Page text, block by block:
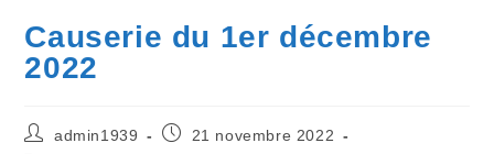
Causerie du 1er décembre
2022
admin1939
21 novembre 2022